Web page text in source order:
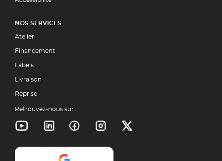
NOS SERVICES
Atelier
Financement
Labels
Livraison
Reprise
Retrouvez-nous sur :